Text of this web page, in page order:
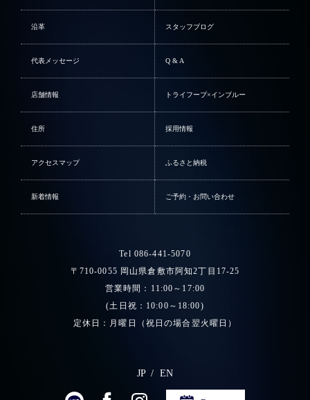
沿革 スタッフブログ
代表メッセージ Q & A
店舗情報 トライフープ×インブルー
住所 採用情報
アクセスマップ ふるさと納税
新着情報 ご予約・お問い合わせ
Tel 086-441-5070
〒710-0055 岡山県倉敷市阿知2丁目17-25
営業時間：11:00～17:00
(土日祝：10:00～18:00)
定休日：月曜日（祝日の場合翌火曜日）
JP EN